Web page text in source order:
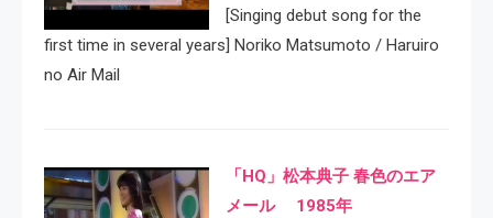
[Singing debut song for the
first time in several years] Noriko Matsumoto / Haruiro
no Air Mail
「HQ」松本典子 春色のエア
メール 1985年